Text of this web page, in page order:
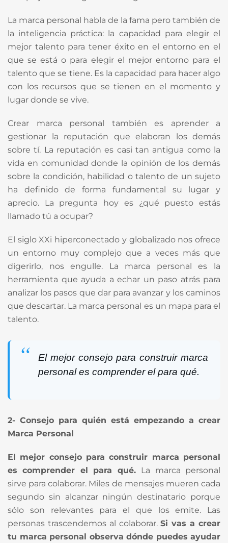
La marca personal habla de la fama pero también de
la inteligencia práctica: la capacidad para elegir el
mejor talento para tener éxito en el entorno en el
que se está o para elegir el mejor entorno para el
talento que se tiene. Es la capacidad para hacer algo
con los recursos que se tienen en el momento y
lugar donde se vive.
Crear marca personal también es aprender a
gestionar la reputación que elaboran los demás
sobre tí. La reputación es casi tan antigua como la
vida en comunidad donde la opinión de los demás
sobre la condición, habilidad o talento de un sujeto
ha definido de forma fundamental su lugar y
aprecio. La pregunta hoy es ¿qué puesto estás
llamado tú a ocupar?
El siglo XXi hiperconectado y globalizado nos ofrece
un entorno muy complejo que a veces más que
digerirlo, nos engulle. La marca personal es la
herramienta que ayuda a echar un paso atrás para
analizar los pasos que dar para avanzar y los caminos
que descartar. La marca personal es un mapa para el
talento.
El mejor consejo para construir marca
personal es comprender el para qué.
2- Consejo para quién está empezando a crear
Marca Personal
El mejor consejo para construir marca personal
es comprender el para qué. La marca personal
sirve para colaborar. Miles de mensajes mueren cada
segundo sin alcanzar ningún destinatario porque
sólo son relevantes para el que los emite. Las
personas trascendemos al colaborar.Si vas a crear
tu marca personal observa dónde puedes ayudar